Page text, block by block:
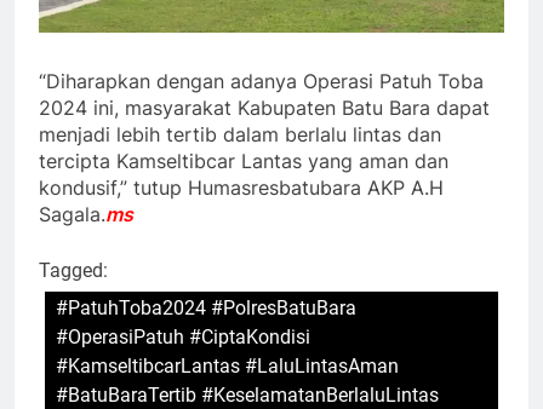
“Diharapkan dengan adanya Operasi Patuh Toba
2024 ini, masyarakat Kabupaten Batu Bara dapat
menjadi lebih tertib dalam berlalu lintas dan
tercipta Kamseltibcar Lantas yang aman dan
kondusif,” tutup Humasresbatubara AKP A.H
Sagala.ms
Tagged:
#PatuhToba2024 #PolresBatuBara
#OperasiPatuh #CiptaKondisi
#KamseltibcarLantas #LaluLintasAman
#BatuBaraTertib #KeselamatanBerlaluLintas